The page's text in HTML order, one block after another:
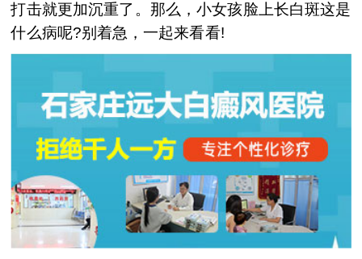
打击就更加沉重了。那么，小女孩脸上长白斑这是
什么病呢?别着急，一起来看看!